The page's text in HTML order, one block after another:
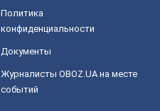
Политика
конфиденциальности
Документы
Журналисты OBOZ.UA на месте
событий